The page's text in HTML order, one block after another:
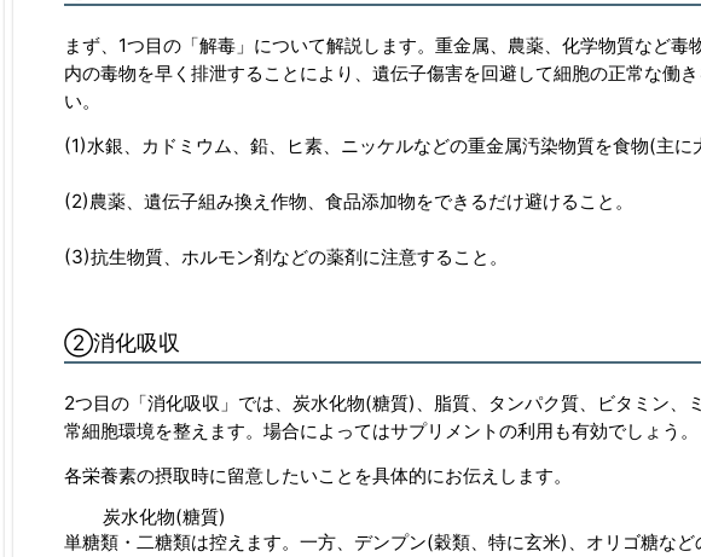
まず、1つ目の「解毒」について解説します。重金属、農薬、化学物質など
内の毒物を早く排泄することにより、遺伝子傷害を回避して細胞の正常な働
い。
(1)水銀、カドミウム、鉛、ヒ素、ニッケルなどの重金属汚染物質を食物(主に
(2)農薬、遺伝子組み換え作物、食品添加物をできるだけ避けること。
(3)抗生物質、ホルモン剤などの薬剤に注意すること。
②消化吸収
2つ目の「消化吸収」では、炭水化物(糖質)、脂質、タンパク質、ビタミン、
常細胞環境を整えます。場合によってはサプリメントの利用も有効でしょう。
各栄養素の摂取時に留意したいことを具体的にお伝えします。
炭水化物(糖質)
単糖類・二糖類は控えます。一方、デンプン(穀類、特に玄米)、オリゴ糖な